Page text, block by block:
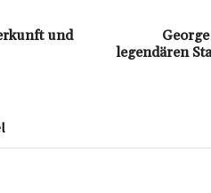
und
legendären